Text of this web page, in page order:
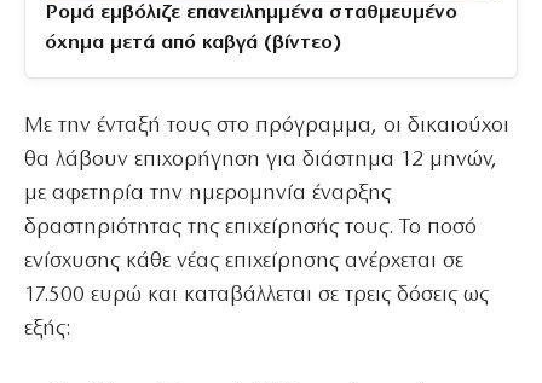
Ρομά εμβόλιζε επανειλημμένα σταθμευμένο
όχημα μετά από καβγά (βίντεο)
Με την ένταξή τους στο πρόγραμμα, οι δικαιούχοι
θα λάβουν επιχορήγηση για διάστημα 12 μηνών,
με αφετηρία την ημερομηνία έναρξης
δραστηριότητας της επιχείρησής τους. Το ποσό
ενίσχυσης κάθε νέας επιχείρησης ανέρχεται σε
17.500 ευρώ και καταβάλλεται σε τρεις δόσεις ως
εξής: